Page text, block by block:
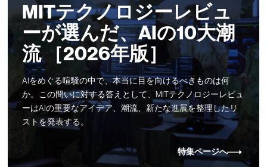
MITテクノロジーレビュ
ーが選んだ、AIの10大潮
流 ［2026年版］
AIをめぐる喧騒の中で、本当に目を向けるべきものは何
か。この問いに対する答えとして、MITテクノロジーレビュ
ーはAIの重要なアイデア、潮流、新たな進展を整理したリ
ストを発表する。
特集ページへ